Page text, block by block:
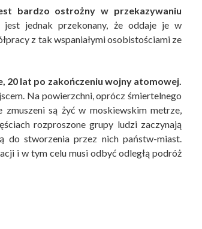
bardzo ostrożny w przekazywaniu
jest jednak przekonany, że oddaje je w
z tak wspaniałymi osobistościami ze
20 lat po zakończeniu wojny atomowej.
Na powierzchni, oprócz śmiertelnego
są żyć w moskiewskim metrze,
rozproszone grupy ludzi zaczynają
do stworzenia przez nich państw-miast.
i w tym celu musi odbyć odległą podróż